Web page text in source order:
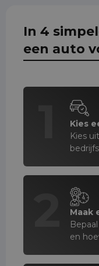
In 4
een auto
Kies
Kies
Maak
en